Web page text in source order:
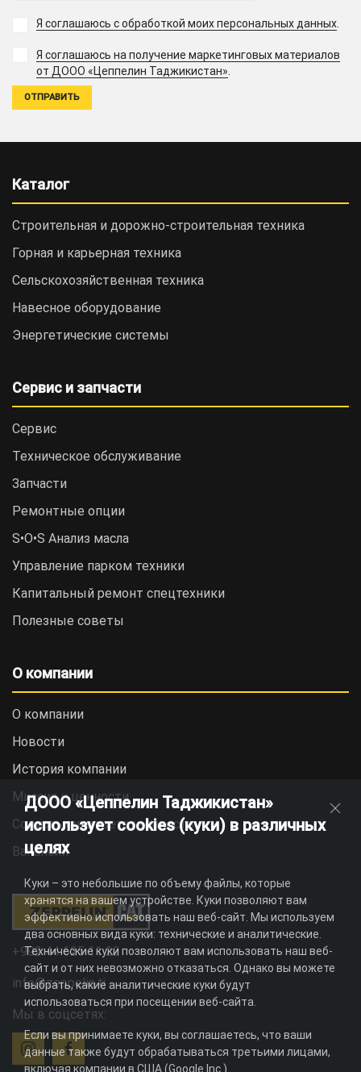
Я соглашаюсь с обработкой моих персональных данных.
Я соглашаюсь на получение маркетинговых материалов
от ДООО «Цеппелин Таджикистан».
Каталог
Строительная и дорожно-cтроительная техника
Горная и карьерная техника
Сельскохозяйственная техника
Навесное оборудование
Энергетические системы
Сервис и запчасти
Сервис
Техническое обслуживание
Запчасти
Ремонтные опции
S•O•S Анализ масла
Управление парком техники
Капитальный ремонт спецтехники
Полезные советы
О компании
О компании
Новости
История компании
Миссия и ценности
Социальная ответственность
Вакансии
+992 44 625 11 22
info@zeppelin.tj
Мы в соцсетях:
ДООО «Цеппелин Таджикистан»
использует cookies (куки) в различных
целях
Куки – это небольшие по объему файлы, которые
хранятся на вашем устройстве. Куки позволяют вам
эффективно использовать наш веб-сайт. Мы используем
два основных вида куки: технические и аналитические.
Технические куки позволяют вам использовать наш веб-
сайт и от них невозможно отказаться. Однако вы можете
выбрать, какие аналитические куки будут
использоваться при посещении веб-сайта.
Если вы принимаете куки, вы соглашаетесь, что ваши
данные также будут обрабатываться третьими лицами,
включая компании в США (Google Inc.).